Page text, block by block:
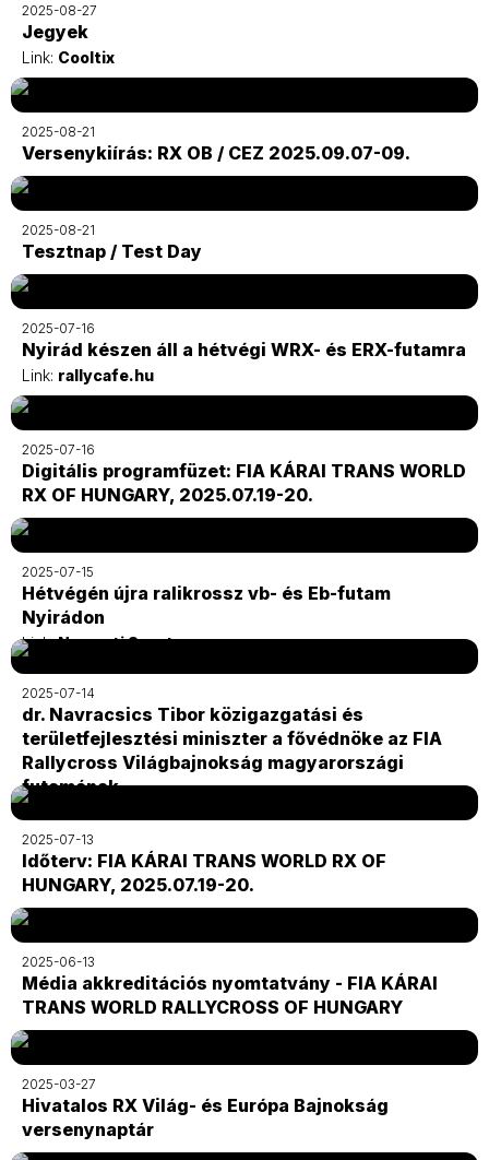
2025-08-27
Jegyek
Link: Cooltix
2025-08-21
Versenykiírás: RX OB / CEZ 2025.09.07-09.
2025-08-21
Tesztnap / Test Day
2025-07-16
Nyirád készen áll a hétvégi WRX- és ERX-futamra
Link: rallycafe.hu
2025-07-16
Digitális programfüzet: FIA KÁRAI TRANS WORLD
RX OF HUNGARY, 2025.07.19-20.
2025-07-15
Hétvégén újra ralikrossz vb- és Eb-futam
Nyirádon
Link:Nemzeti Sport
2025-07-14
dr. Navracsics Tibor közigazgatási és
területfejlesztési miniszter a fővédnöke az FIA
Rallycross Világbajnokság magyarországi
futamának
2025-07-13
Időterv: FIA KÁRAI TRANS WORLD RX OF
HUNGARY, 2025.07.19-20.
2025-06-13
Média akkreditációs nyomtatvány - FIA KÁRAI
TRANS WORLD RALLYCROSS OF HUNGARY
2025-03-27
Hivatalos RX Világ- és Európa Bajnokság
versenynaptár